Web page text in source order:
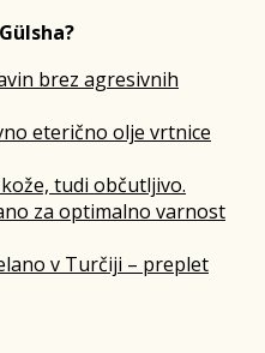
brez agresivnih
eterično olje vrtnice
tudi občutljivo.
za optimalno varnost
v Turčiji – preplet